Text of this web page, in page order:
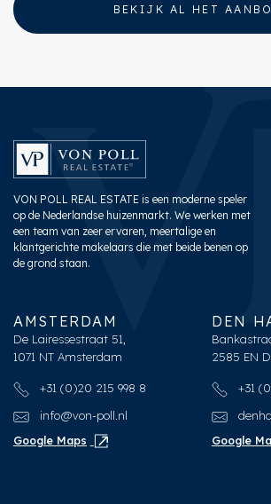
BEKIJK AL HET
VON POLL REAL ESTATE is een moderne speler
op de Nederlandse huizenmarkt. We werken met
een team van zeer ervaren, meertalige en
klantgerichte makelaars die met beide benen op
de grond staan.
AMSTERDAM
De Lairessestraat 51,
1071 NT Amsterdam
+31 (0)20 215 998 8
info@von-poll.nl
Google Maps
DEN
2585 EN
+31
Google